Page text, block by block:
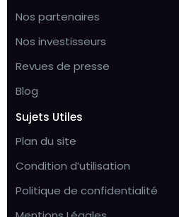
Nos partenaires
Nos investisseurs
Revues de presse
Blog
Sujets Utiles
Plan du site
Condition d’utilisation
Politique de confidentialité